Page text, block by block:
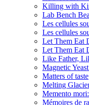
Killing with
Lab Bench
Les cellules
Les cellules
Let Them Eat
Let Them Eat
Like Father,
Magnetic
Matters of taste
Melting
Memento
Mémoires de